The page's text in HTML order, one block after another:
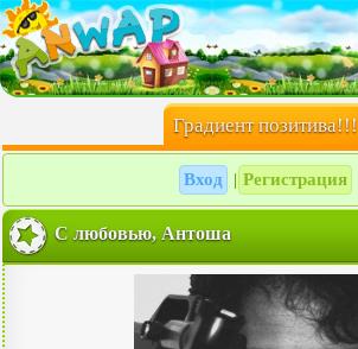
Градиент позитива!!!
Вход Регистрация
С любовью, Антоша